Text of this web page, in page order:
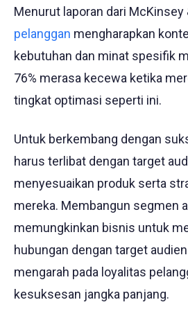
Menurut laporan dari McKinsey
pelanggan mengharapkan
kebutuhan dan minat spesifik
76% merasa kecewa ketika
tingkat optimasi seperti ini.
Untuk berkembang dengan
harus terlibat dengan target
menyesuaikan produk serta
mereka. Membangun segmen
memungkinkan bisnis untuk
hubungan dengan target
mengarah pada loyalitas
kesuksesan jangka panjang.